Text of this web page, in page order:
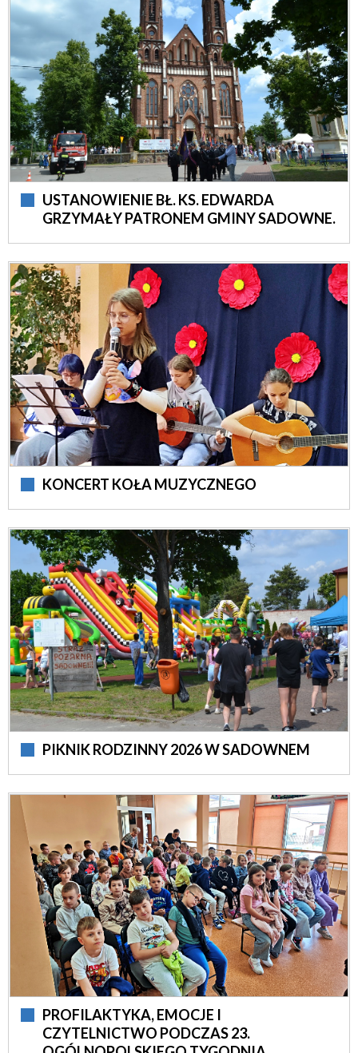
USTANOWIENIE BŁ. KS. EDWARDA
GRZYMAŁY PATRONEM GMINY SADOWNE.
KONCERT KOŁA MUZYCZNEGO
PIKNIK RODZINNY 2026 W SADOWNEM
PROFILAKTYKA, EMOCJE I
CZYTELNICTWO PODCZAS 23.